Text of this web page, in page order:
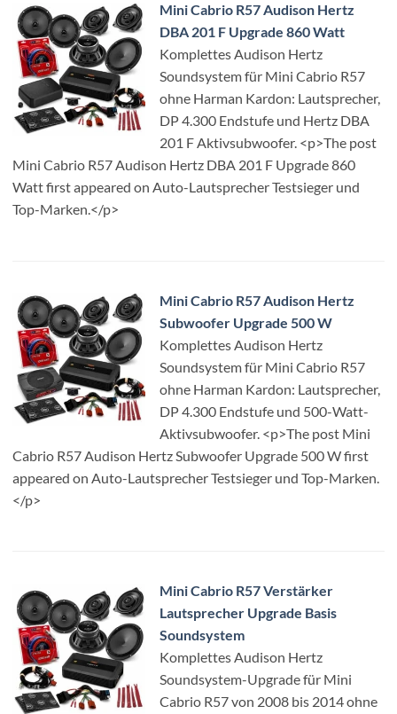
Mini Cabrio R57 Audison Hertz
DBA 201 F Upgrade 860 Watt
Komplettes Audison Hertz
Soundsystem für Mini Cabrio R57
ohne Harman Kardon: Lautsprecher,
DP 4.300 Endstufe und Hertz DBA
201 F Aktivsubwoofer. <p>The post
Mini Cabrio R57 Audison Hertz DBA 201 F Upgrade 860
Watt first appeared on Auto-Lautsprecher Testsieger und
Top-Marken.</p>
Mini Cabrio R57 Audison Hertz
Subwoofer Upgrade 500 W
Komplettes Audison Hertz
Soundsystem für Mini Cabrio R57
ohne Harman Kardon: Lautsprecher,
DP 4.300 Endstufe und 500-Watt-
Aktivsubwoofer. <p>The post Mini
Cabrio R57 Audison Hertz Subwoofer Upgrade 500 W first
appeared on Auto-Lautsprecher Testsieger und Top-Marken.
</p>
Mini Cabrio R57 Verstärker
Lautsprecher Upgrade Basis
Soundsystem
Komplettes Audison Hertz
Soundsystem-Upgrade für Mini
Cabrio R57 von 2008 bis 2014 ohne